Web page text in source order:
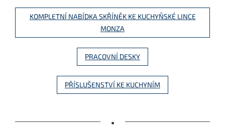
KOMPLETNÍ NABÍDKA SKŘÍNĚK KE KUCHYŇSKÉ LINCE
MONZA
PRACOVNÍ DESKY
PŘÍSLUŠENSTVÍ KE KUCHYNÍM
•